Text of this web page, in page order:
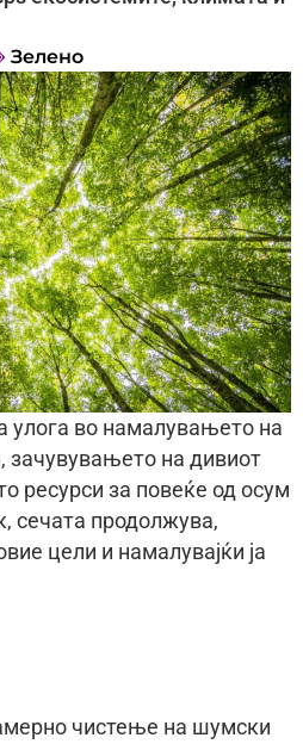
Зелено
улога во намалувањето на
зачувувањето на дивиот
ресурси за повеќе од осум
сечата продолжува,
цели и намалувајќи ја
чистење на шумски